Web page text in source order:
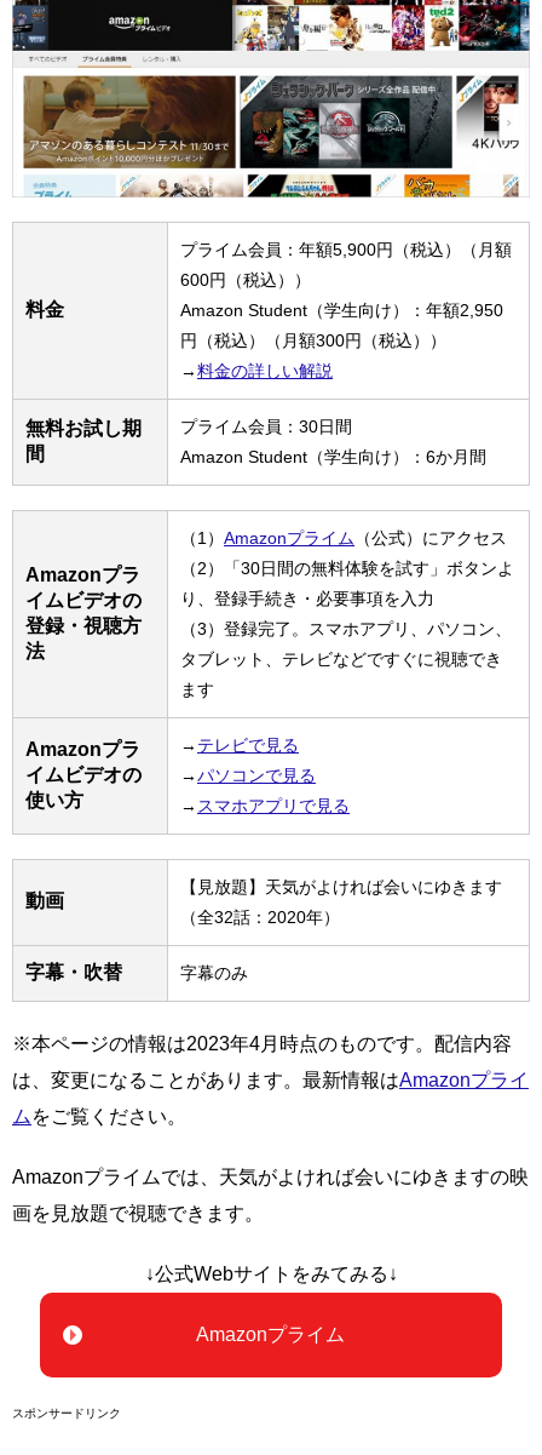
料金
プライム会員：年額5,900円（税込）（月額
600円（税込））
Amazon Student（学生向け）：年額2,950
円（税込）（月額300円（税込））
→料金の詳しい解説
無料お試し期
間
プライム会員：30日間
Amazon Student（学生向け）：6か月間
Amazonプラ
イムビデオの
登録・視聴方
法
（1） Amazonプライム （公式）にアクセス
（2）「30日間の無料体験を試す」ボタンよ
り、登録手続き・必要事項を入力
（3）登録完了。スマホアプリ、パソコン、
タブレット、テレビなどですぐに視聴でき
ます
Amazonプラ
イムビデオの
使い方
→ テレビで見る
→パソコンで見る
→ スマホアプリで見る
動画
【見放題】天気がよければ会いにゆきます
（全32話：2020年）
字幕・吹替 字幕のみ
※本ページの情報は2023年4月時点のものです。配信内容
は、変更になることがあります。最新情報はAmazonプライ
ムをご覧ください。
Amazonプライムでは、天気がよければ会いにゆきますの映
画を見放題で視聴できます。
↓公式Webサイトをみてみる↓
Amazonプライム
スポンサードリンク